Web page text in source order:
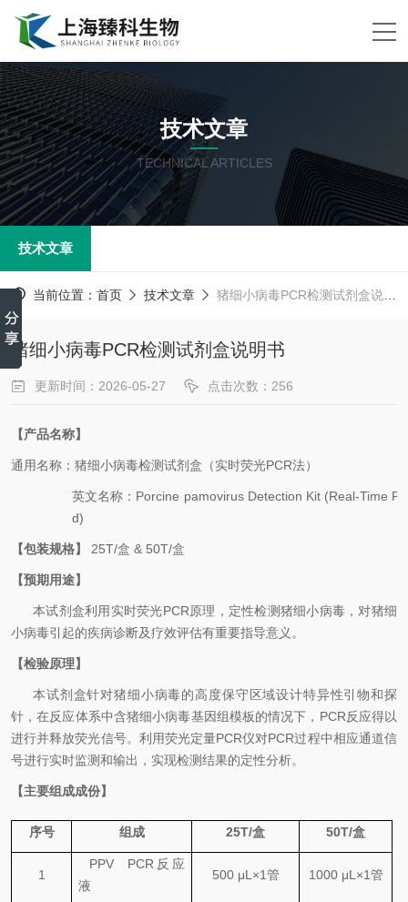
技术文章
TECHNICAL ARTICLES
技术文章
当前位置： 首页 技术文章 猪细小病毒PCR检测试剂盒说明书
猪细小病毒PCR检测试剂盒说明书
更新时间：2026-05-27 点击次数：256
【产品名称】
通用名称： 猪细小病毒检测试剂盒（实时荧光PCR法）
英文名称 ： Porcine pamovirusDetection Kit(Real-Time
d)
【包装规格】 25T/盒 & 50T/盒
【预期用途】
本试剂盒利用 实时荧光PCR原理， 定性检测猪细小病毒 ，对猪细
小病毒引起的疾病诊断及疗效评估有重要指导意义。
【检验原理】
本试剂盒针对猪细小病毒的高度保守区域设计特异性引物和探
针，在反应体系中含猪细小病毒基因组模板的情况下， PCR反应得以
进行并释放荧光信号。利用荧光定量PCR仪对PCR过程中相应通道信
号进行实时监测和输出，实现检测结果的定性分析。
【主要组成成份】
序号 组成 25T/盒 50T/盒
1
PPV PCR 反应
液
500 μL×1管 1000 μL×1管